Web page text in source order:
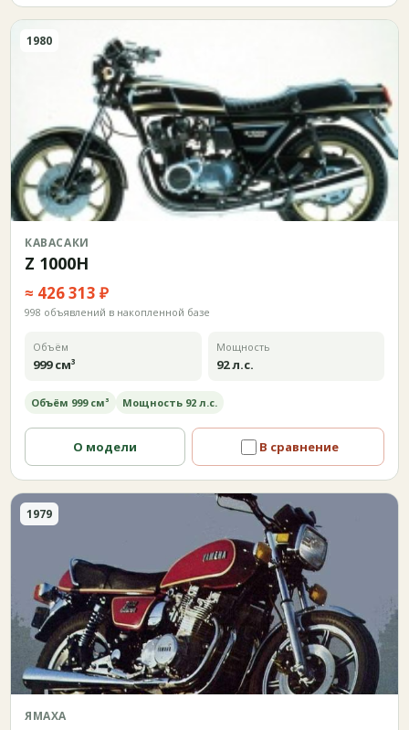
1980
КАВАСАКИ
Z 1000H
≈ 426 313 ₽
998 объявлений в накопленной базе
Объём
999 см³
Мощность
92 л.с.
Объём 999 см³ Мощность 92 л.с.
О модели В сравнение
1979
ЯМАХА